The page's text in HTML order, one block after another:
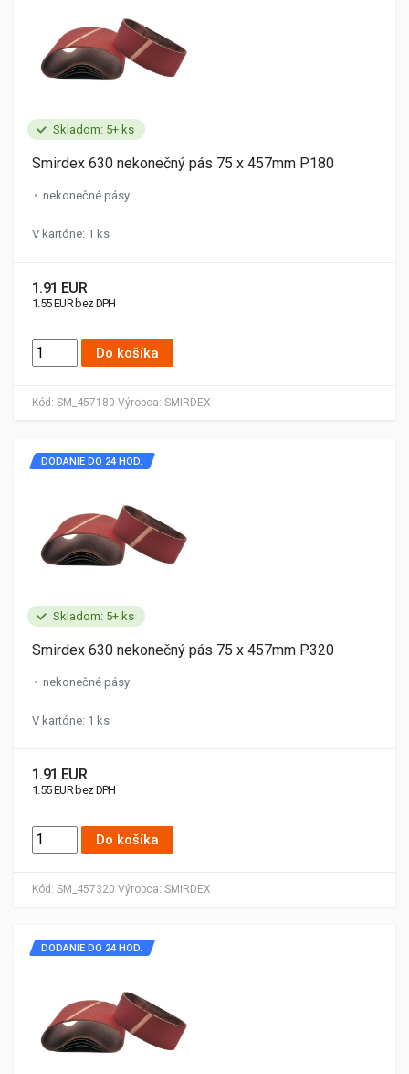
Skladom: 5+ ks
Kód: SM_457180 Výrobca: SMIRDEX
Smirdex 630 nekonečný pás 75 x 457mm P180
nekonečné pásy
V kartóne: 1 ks
1.91 EUR
1.55 EUR bez DPH
Do košíka
Skladom: 5+ ks
Kód: SM_457320 Výrobca: SMIRDEX
DODANIE DO 24 HOD.
Smirdex 630 nekonečný pás 75 x 457mm P320
nekonečné pásy
V kartóne: 1 ks
1.91 EUR
1.55 EUR bez DPH
Do košíka
DODANIE DO 24 HOD.